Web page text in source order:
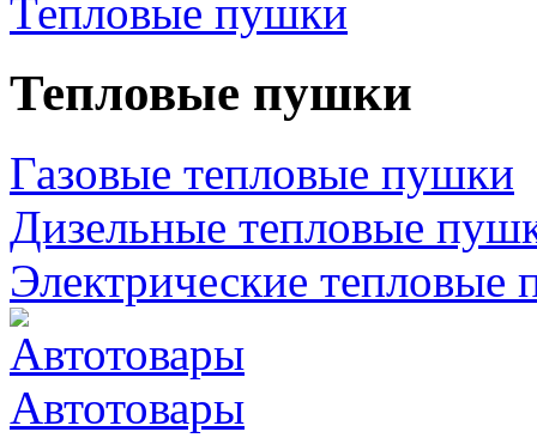
Тепловые пушки
Тепловые пушки
Газовые тепловые пушки
Дизельные тепловые
Электрические тепловые
Автотовары